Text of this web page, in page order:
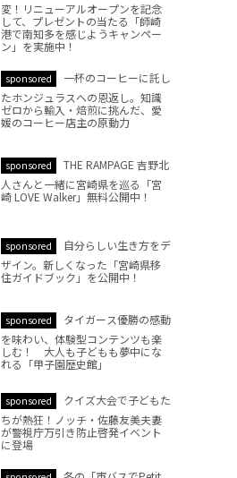
変！リニューアルオープンを記念
して、プレゼントの当たる「師崎
港で南知多を感じようキャンペー
ン」を実施中！
sponsored
一杯のコーヒーに託し
たホンジュラスへの恩返し。知識
ゼロから輸入・焙煎に挑んだ、愛
媛のコーヒー店主の原動力
sponsored
THE RAMPAGE 吉野北
人さんと一緒に宮崎県を巡る「宮
崎 LOVE Walker」無料公開中！
sponsored
自分らしい生き方をデ
ザイン。新しくなった「宮崎県移
住ガイドブック」を公開中！
sponsored
タイガース優勝の感動
を味わい、体験型コンテンツも楽
しむ！ 大人も子どもも夢中にな
れる「甲子園歴史館」
sponsored
クイズ大会で子どもた
ちが熱狂！ノッチ・佐藤友美夫妻
が警視庁万引き防止啓発イベント
に登場